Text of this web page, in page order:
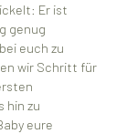
Er ist
genug
euch zu
wir Schritt für
hin zu
eure